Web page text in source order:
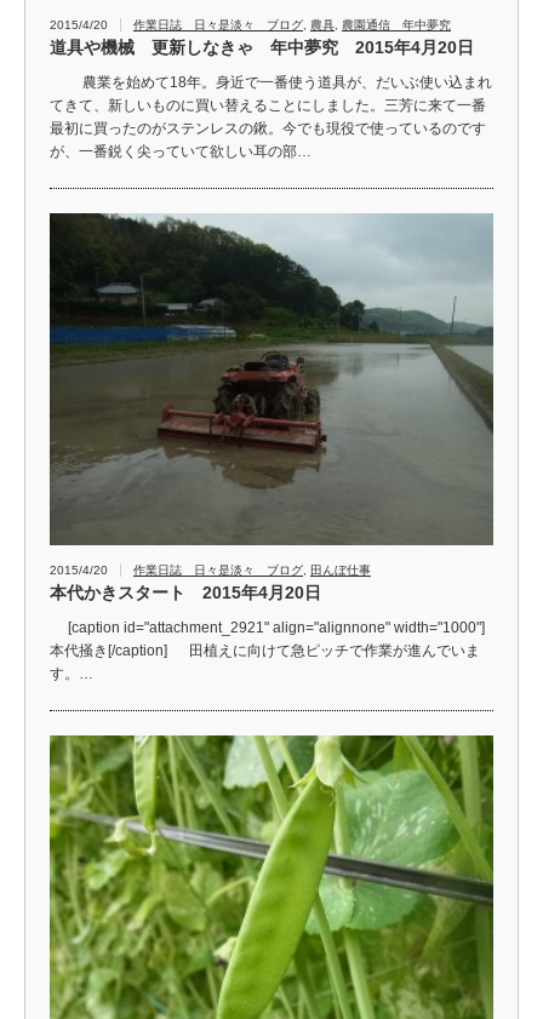
2015/4/20 作業日誌 日々是淡々 ブログ 農具 農園通信 年中夢究
道具や機械 更新しなきゃ 年中夢究 2015年4月20日
農業を始めて18年。身近で一番使う道具が、だいぶ使い込まれ
てきて、新しいものに買い替えることにしました。三芳に来て一番
最初に買ったのがステンレスの鍬。今でも現役で使っているのです
が、一番鋭く尖っていて欲しい耳の部…
2015/4/20 作業日誌 日々是淡々 ブログ 田んぼ仕事
本代かきスタート 2015年4月20日
[caption id="attachment_2921" align="alignnone" width="1000"]
本代掻き[/caption] 田植えに向けて急ピッチで作業が進んでいま
す。…